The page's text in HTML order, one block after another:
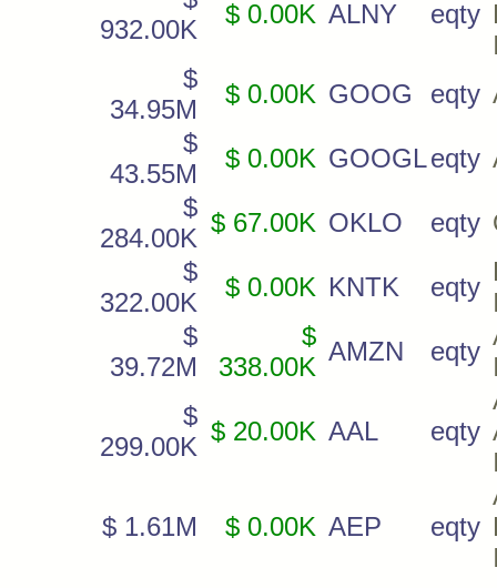
932.00K
$ 0.00K ALNY eqty
$
34.95M
$ 0.00K GOOG eqty
$
43.55M
$ 0.00K GOOGLeqty
$
284.00K
$ 67.00K OKLO eqty
$
322.00K
$ 0.00K KNTK eqty
$
39.72M
$
338.00K
AMZN eqty
$
299.00K
$ 20.00K AAL eqty
$ 1.61M $ 0.00K AEP eqty